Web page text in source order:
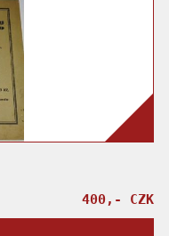
400,- CZK